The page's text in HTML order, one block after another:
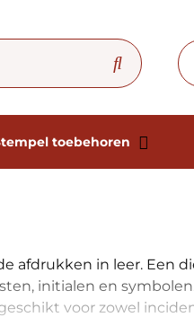
toebehoren
Chatbot
Chat 24/7
voor hulp
Contact
afdrukken in leer. Een
initialen en
voor zowel